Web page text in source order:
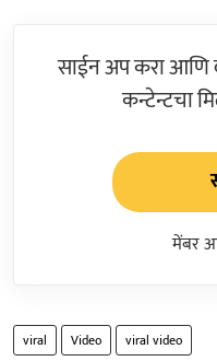
साईन अप करा आणि
कन्टेन्टचा
मेंबर
viral Video viral video